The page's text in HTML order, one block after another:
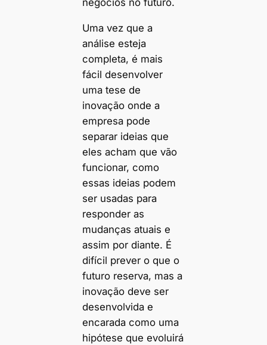
negócios no futuro.
Uma vez que a
análise esteja
completa, é mais
fácil desenvolver
uma tese de
inovação onde a
empresa pode
separar ideias que
eles acham que vão
funcionar, como
essas ideias podem
ser usadas para
responder as
mudanças atuais e
assim por diante. É
difícil prever o que o
futuro reserva, mas a
inovação deve ser
desenvolvida e
encarada como uma
hipótese que evoluirá